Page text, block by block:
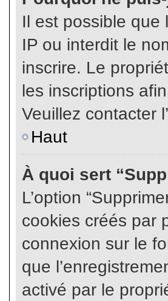
Il est possible que
IP ou interdit le
inscrire. Le
les inscriptions
Veuillez contacter
Haut
À quoi sert
L’option
cookies créés par
connexion sur le
que
activé par le